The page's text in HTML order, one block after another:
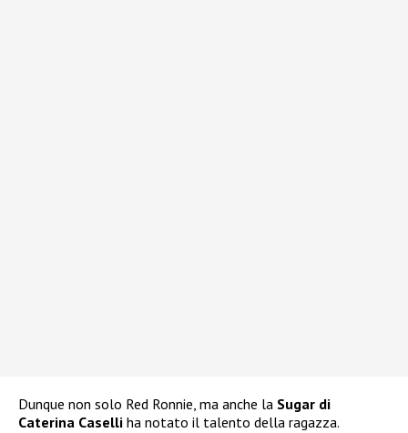
Dunque non solo Red Ronnie, ma anche la Sugar di
Caterina Caselli ha notato il talento della ragazza.